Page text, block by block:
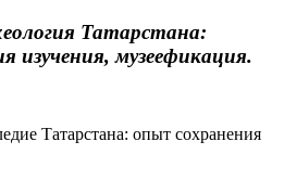
Татарстана:
изучения, музеефикация.
Татарстана: опыт сохранения